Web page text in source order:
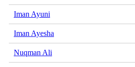
Iman Ayuni
Iman Ayesha
Nuqman Ali